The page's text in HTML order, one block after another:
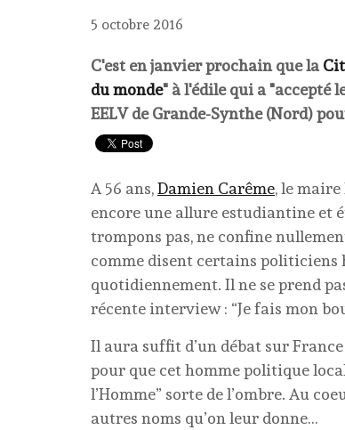
5 octobre 2016
C'est en janvier prochain que la
du monde" à l'édile qui a "accepté
EELV de Grande-Synthe (Nord)
A 56 ans,Damien Carême, le maire
encore une allure estudiantine et
trompons pas, ne confine
comme disent certains politiciens
quotidiennement. Il ne se prend
récente interview : “Je fais mon
Il aura suffit d’un débat sur
pour que cet homme politique
l’Homme” sorte de l’ombre. Au
autres noms qu’on leur donne…